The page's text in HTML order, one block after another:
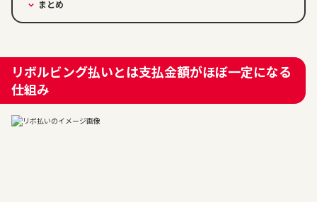
まとめ
リボルビング払いとは支払金額がほぼ一定になる
仕組み